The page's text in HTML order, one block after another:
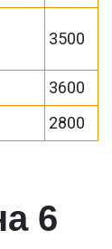
3500
3600
2800
6